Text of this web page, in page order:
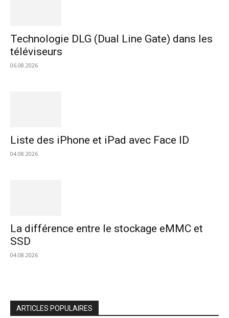
Technologie DLG (Dual Line Gate) dans les
téléviseurs
06.08.2026
Liste des iPhone et iPad avec Face ID
04.08.2026
La différence entre le stockage eMMC et
SSD
04.08.2026
ARTICLES POPULAIRES